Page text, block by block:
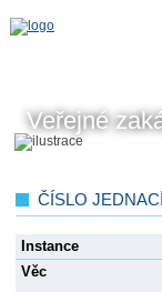
Veřejné
ČÍSLO
Instance
Věc